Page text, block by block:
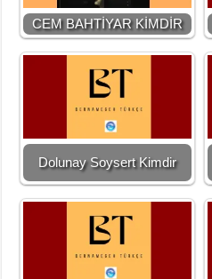
CEM BAHTİYAR KİMDİR
Dolunay Soysert Kimdir